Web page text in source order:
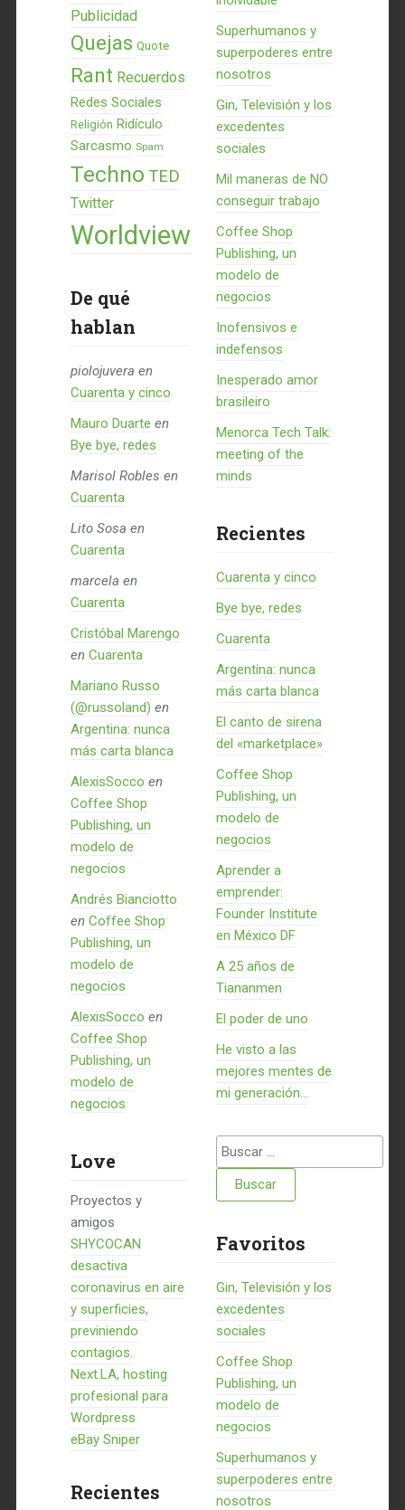
Publicidad
Quejas Quote
Rant Recuerdos
Redes Sociales
Religión Ridículo
Sarcasmo Spam
Techno TED
Twitter
Worldview
De qué
hablan
piolojuvera en
Cuarenta y cinco
Mauro Duarte en
Bye bye, redes
Marisol Robles en
Cuarenta
Lito Sosa en
Cuarenta
marcela en
Cuarenta
Cristóbal Marengo
en Cuarenta
Mariano Russo
(@russoland) en
Argentina: nunca
más carta blanca
AlexisSocco en
Coffee Shop
Publishing, un
modelo de
negocios
Andrés Bianciotto
en Coffee Shop
Publishing, un
modelo de
negocios
AlexisSocco en
Coffee Shop
Publishing, un
modelo de
negocios
Love
Proyectos y
amigos
SHYCOCAN
desactiva
coronavirus en aire
y superficies,
previniendo
contagios.
Next.LA, hosting
profesional para
Wordpress
eBay Sniper
Recientes
Superhumanos y
superpoderes entre
nosotros
Gin, Televisión y los
excedentes
sociales
Mil maneras de NO
conseguir trabajo
Coffee Shop
Publishing, un
modelo de
negocios
Inofensivos e
indefensos
Inesperado amor
brasileiro
Menorca Tech Talk:
meeting of the
minds
Recientes
Cuarenta y cinco
Bye bye, redes
Cuarenta
Argentina: nunca
más carta blanca
El canto de sirena
del «marketplace»
Coffee Shop
Publishing, un
modelo de
negocios
Aprender a
emprender:
Founder Institute
en México DF
A 25 años de
Tiananmen
El poder de uno
He visto a las
mejores mentes de
mi generación…
Buscar:
Favoritos
Gin, Televisión y los
excedentes
sociales
Coffee Shop
Publishing, un
modelo de
negocios
Superhumanos y
superpoderes entre
nosotros